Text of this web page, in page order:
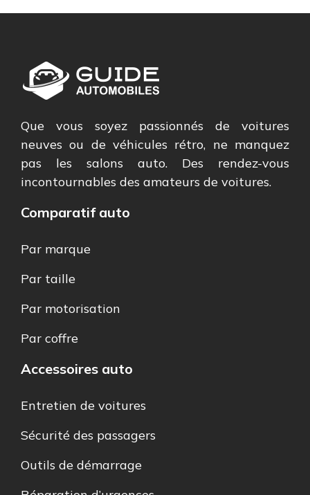
Que vous soyez passionnés de voitures
neuves ou de véhicules rétro, ne manquez
pas les salons auto. Des rendez-vous
incontournables des amateurs de voitures.
Comparatif auto
Par marque
Par taille
Par motorisation
Par coffre
Accessoires auto
Entretien de voitures
Sécurité des passagers
Outils de démarrage